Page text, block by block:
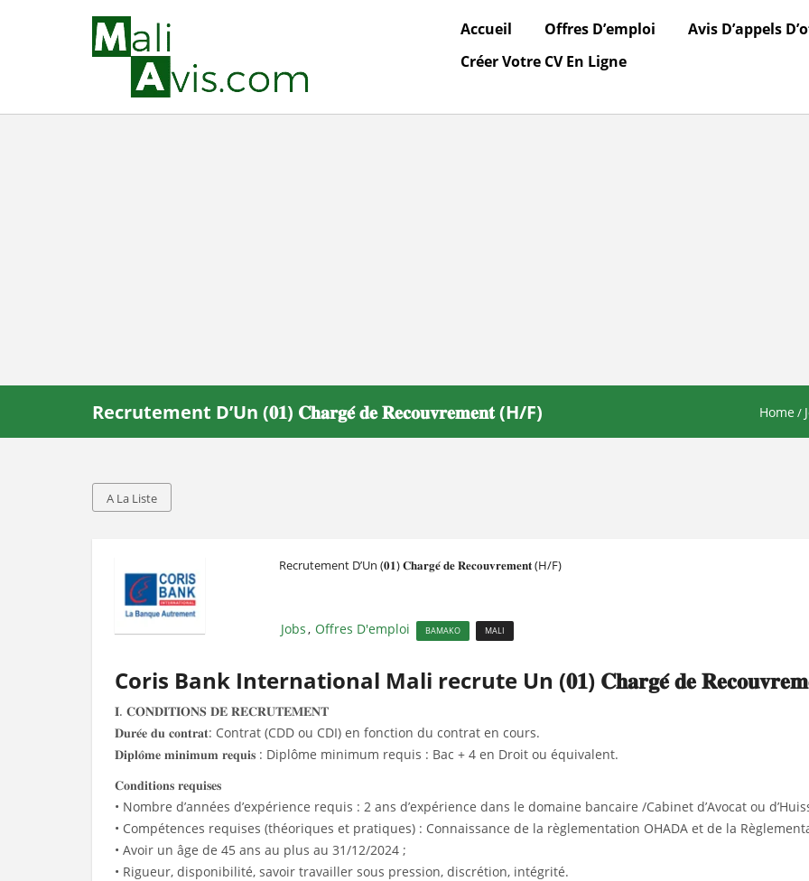
Accueil Offres D’emploi Avis D’appels
Créer Votre CV En Ligne
Recrutement D’Un (𝟎𝟏) 𝐂𝐡𝐚𝐫𝐠𝐞́ 𝐝𝐞 𝐑𝐞𝐜𝐨𝐮𝐯𝐫𝐞𝐦𝐞𝐧𝐭 (H/F) Home /
A La Liste
Recrutement D’Un (𝟎𝟏) 𝐂𝐡𝐚𝐫𝐠𝐞́ 𝐝𝐞 𝐑𝐞𝐜𝐨𝐮𝐯𝐫𝐞𝐦𝐞𝐧𝐭 (H/F)
Jobs, Offres D'emploi BAMAKO MALI
Coris Bank International Mali recrute Un (𝟎𝟏) 𝐂𝐡𝐚𝐫𝐠𝐞́ 𝐝𝐞
𝐈. 𝐂𝐎𝐍𝐃𝐈𝐓𝐈𝐎𝐍𝐒 𝐃𝐄 𝐑𝐄𝐂𝐑𝐔𝐓𝐄𝐌𝐄𝐍𝐓
𝐃𝐮𝐫𝐞́𝐞 𝐝𝐮 𝐜𝐨𝐧𝐭𝐫𝐚𝐭: Contrat (CDD ou CDI) en fonction du contrat en cours.
𝐃𝐢𝐩𝐥𝐨̂𝐦𝐞 𝐦𝐢𝐧𝐢𝐦𝐮𝐦 𝐫𝐞𝐪𝐮𝐢𝐬 : Diplôme minimum requis : Bac + 4 en Droit ou équivalent.
𝐂𝐨𝐧𝐝𝐢𝐭𝐢𝐨𝐧𝐬 𝐫𝐞𝐪𝐮𝐢𝐬𝐞𝐬
• Nombre d’années d’expérience requis : 2 ans d’expérience dans le domaine bancaire /Cabinet d’Avocat ou
• Compétences requises (théoriques et pratiques) : Connaissance de la règlementation OHADA et de la
• Avoir un âge de 45 ans au plus au 31/12/2024 ;
• Rigueur, disponibilité, savoir travailler sous pression, discrétion, intégrité.